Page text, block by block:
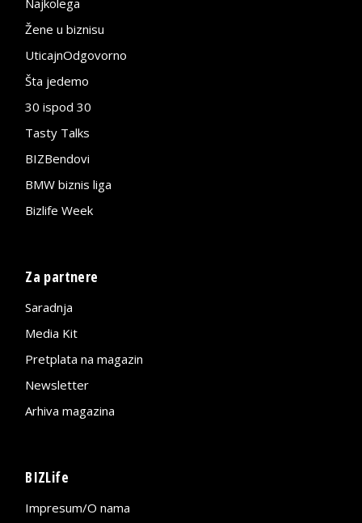
Žene u biznisu
UticajnOdgovorno
Šta jedemo
30 ispod 30
Tasty Talks
BIZBendovi
BMW biznis liga
Bizlife Week
Za partnere
Saradnja
Media Kit
Pretplata na magazin
Newsletter
Arhiva magazina
BIZLife
Impresum/O nama